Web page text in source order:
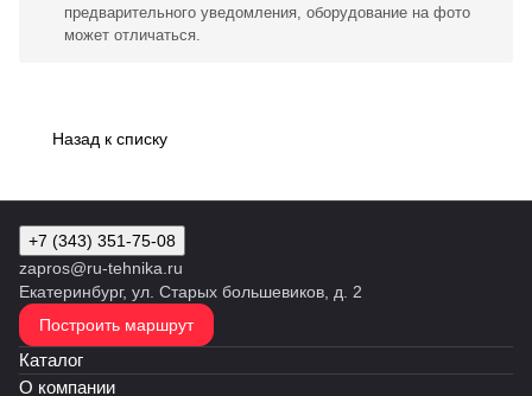
предварительного уведомления, оборудование на фото
может отличаться.
Назад к списку
+7 (343) 351-75-08
zapros@ru-tehnika.ru
Екатеринбург, ул. Старых большевиков, д. 2
Построить маршрут
Каталог
О компании